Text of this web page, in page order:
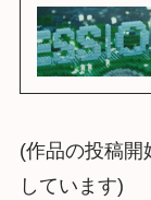
(作品の投稿開
しています)